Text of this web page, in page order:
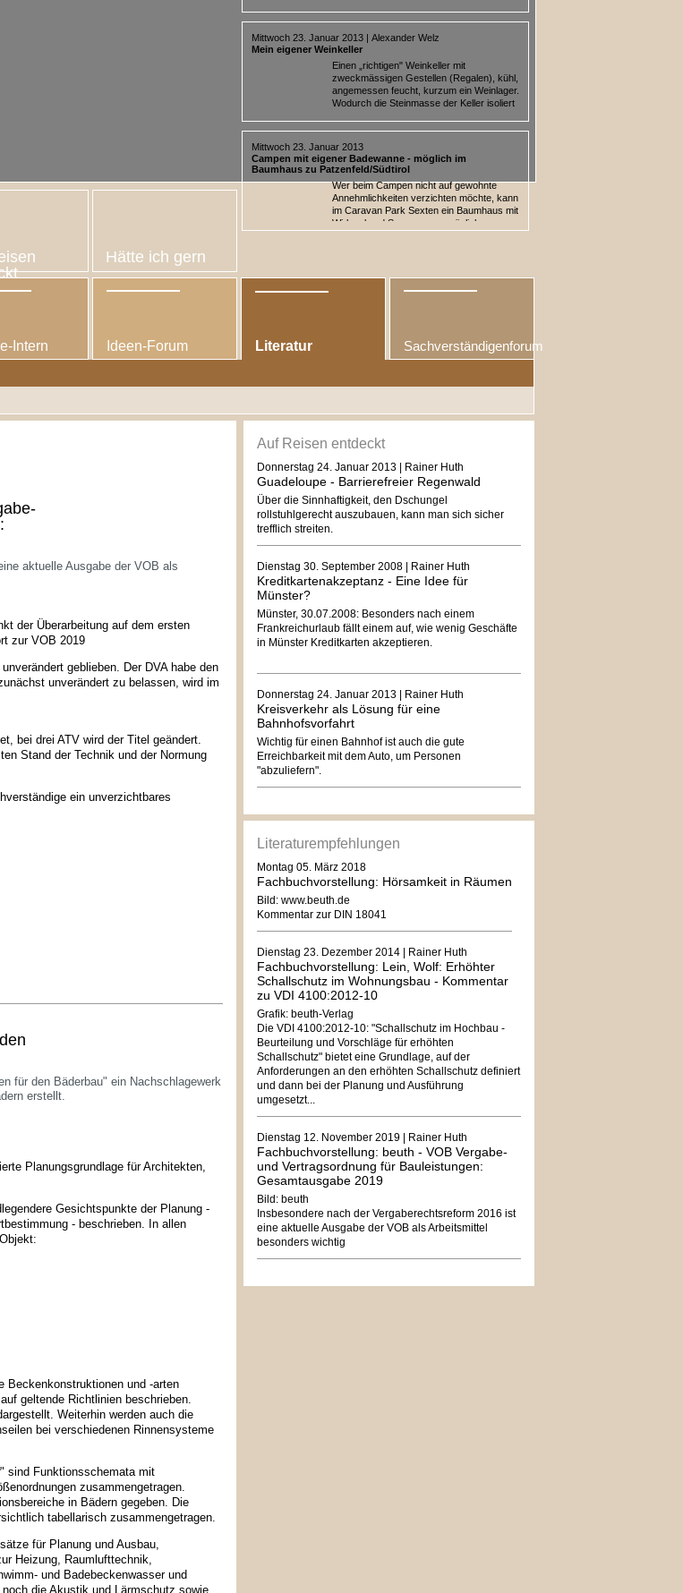
Mittwoch 23. Januar 2013 | Alexander Welz
Mein eigener Weinkeller
Einen „richtigen" Weinkeller mit
zweckmässigen Gestellen (Regalen), kühl,
angemessen feucht, kurzum ein Weinlager.
Wodurch die Steinmasse der Keller isoliert
Mittwoch 23. Januar 2013
Campen mit eigener Badewanne - möglich im
Baumhaus zu Patzenfeld/Südtirol
Wer beim Campen nicht auf gewohnte
Annehmlichkeiten verzichten möchte, kann
im Caravan Park Sexten ein Baumhaus mit
Wirlpool und Sauna zur persönlichen
Hätte ich gern
Intern Ideen-Forum Literatur Sachverständigenforum
aktuelle Ausgabe der VOB als
der Überarbeitung auf dem ersten
zur VOB 2019
geblieben. Der DVA habe den
unverändert zu belassen, wird im
bei drei ATV wird der Titel geändert.
Stand der Technik und der Normung
ein unverzichtbares
für den Bäderbau" ein Nachschlagewerk
erstellt.
Planungsgrundlage für Architekten,
Gesichtspunkte der Planung -
- beschrieben. In allen
Beckenkonstruktionen und -arten
geltende Richtlinien beschrieben.
Weiterhin werden auch die
bei verschiedenen Rinnensysteme
" sind Funktionsschemata mit
zusammengetragen.
in Bädern gegeben. Die
tabellarisch zusammengetragen.
für Planung und Ausbau,
Heizung, Raumlufttechnik,
und Badebeckenwasser und
die Akustik und Lärmschutz sowie
Auf Reisen entdeckt
Donnerstag 24. Januar 2013 | Rainer Huth
Guadeloupe - Barrierefreier Regenwald
Über die Sinnhaftigkeit, den Dschungel
rollstuhlgerecht auszubauen, kann man sich sicher
trefflich streiten.
Dienstag 30. September 2008 | Rainer Huth
Kreditkartenakzeptanz - Eine Idee für
Münster?
Münster, 30.07.2008: Besonders nach einem
Frankreichurlaub fällt einem auf, wie wenig Geschäfte
in Münster Kreditkarten akzeptieren.
Donnerstag 24. Januar 2013 | Rainer Huth
Kreisverkehr als Lösung für eine
Bahnhofsvorfahrt
Wichtig für einen Bahnhof ist auch die gute
Erreichbarkeit mit dem Auto, um Personen
"abzuliefern".
Literaturempfehlungen
Montag 05. März 2018
Fachbuchvorstellung: Hörsamkeit in Räumen
Bild: www.beuth.de
Kommentar zur DIN 18041
Dienstag 23. Dezember 2014 | Rainer Huth
Fachbuchvorstellung: Lein, Wolf: Erhöhter
Schallschutz im Wohnungsbau - Kommentar
zu VDI 4100:2012-10
Grafik: beuth-Verlag
Die VDI 4100:2012-10: "Schallschutz im Hochbau -
Beurteilung und Vorschläge für erhöhten
Schallschutz" bietet eine Grundlage, auf der
Anforderungen an den erhöhten Schallschutz definiert
und dann bei der Planung und Ausführung
umgesetzt...
Dienstag 12. November 2019 | Rainer Huth
Fachbuchvorstellung: beuth - VOB Vergabe-
und Vertragsordnung für Bauleistungen:
Gesamtausgabe 2019
Bild: beuth
Insbesondere nach der Vergaberechtsreform 2016 ist
eine aktuelle Ausgabe der VOB als Arbeitsmittel
besonders wichtig